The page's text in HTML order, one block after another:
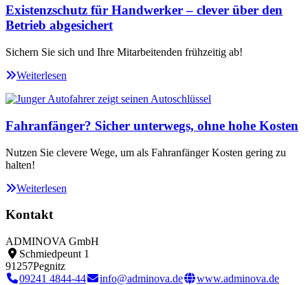
Existenzschutz für Handwerker – clever über den
Betrieb abgesichert
Sichern Sie sich und Ihre Mitarbeitenden frühzeitig ab!
Weiterlesen
Fahranfänger? Sicher unterwegs, ohne hohe Kosten
Nutzen Sie clevere Wege, um als Fahranfänger Kosten gering zu
halten!
Weiterlesen
Kontakt
ADMINOVA GmbH
Schmiedpeunt 1
91257Pegnitz
09241 4844-44
info@adminova.de www.adminova.de